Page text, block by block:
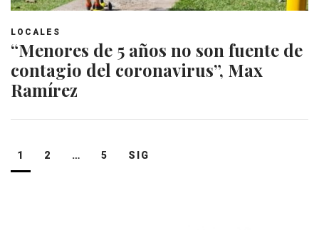
LOCALES
“Menores de 5 años no son fuente de
contagio del coronavirus”, Max
Ramírez
Navegación
de
1 2 … 5 SIG